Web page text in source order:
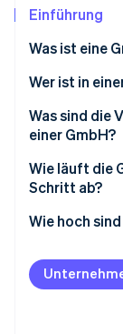
Start-up-
Climate
Einführung
Was ist eine
Was sind die
Vorteile einer
Wer ist in
Haftung bei
Was sind die
einer GmbH?
Notarielle
Wie viel
Wie läuft die
Schritt ab?
1.
2.
3.
Wie hoch